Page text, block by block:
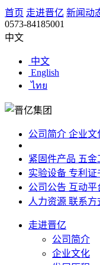
首页 走进晋亿 新闻动
0573-84185001
中文
中文
English
ไทย
公司简介 企业文
紧固件产品 五金
实验设备 专利证
公司公告 互动平
人力资源 联系方
走进晋亿
公司简介
企业文化